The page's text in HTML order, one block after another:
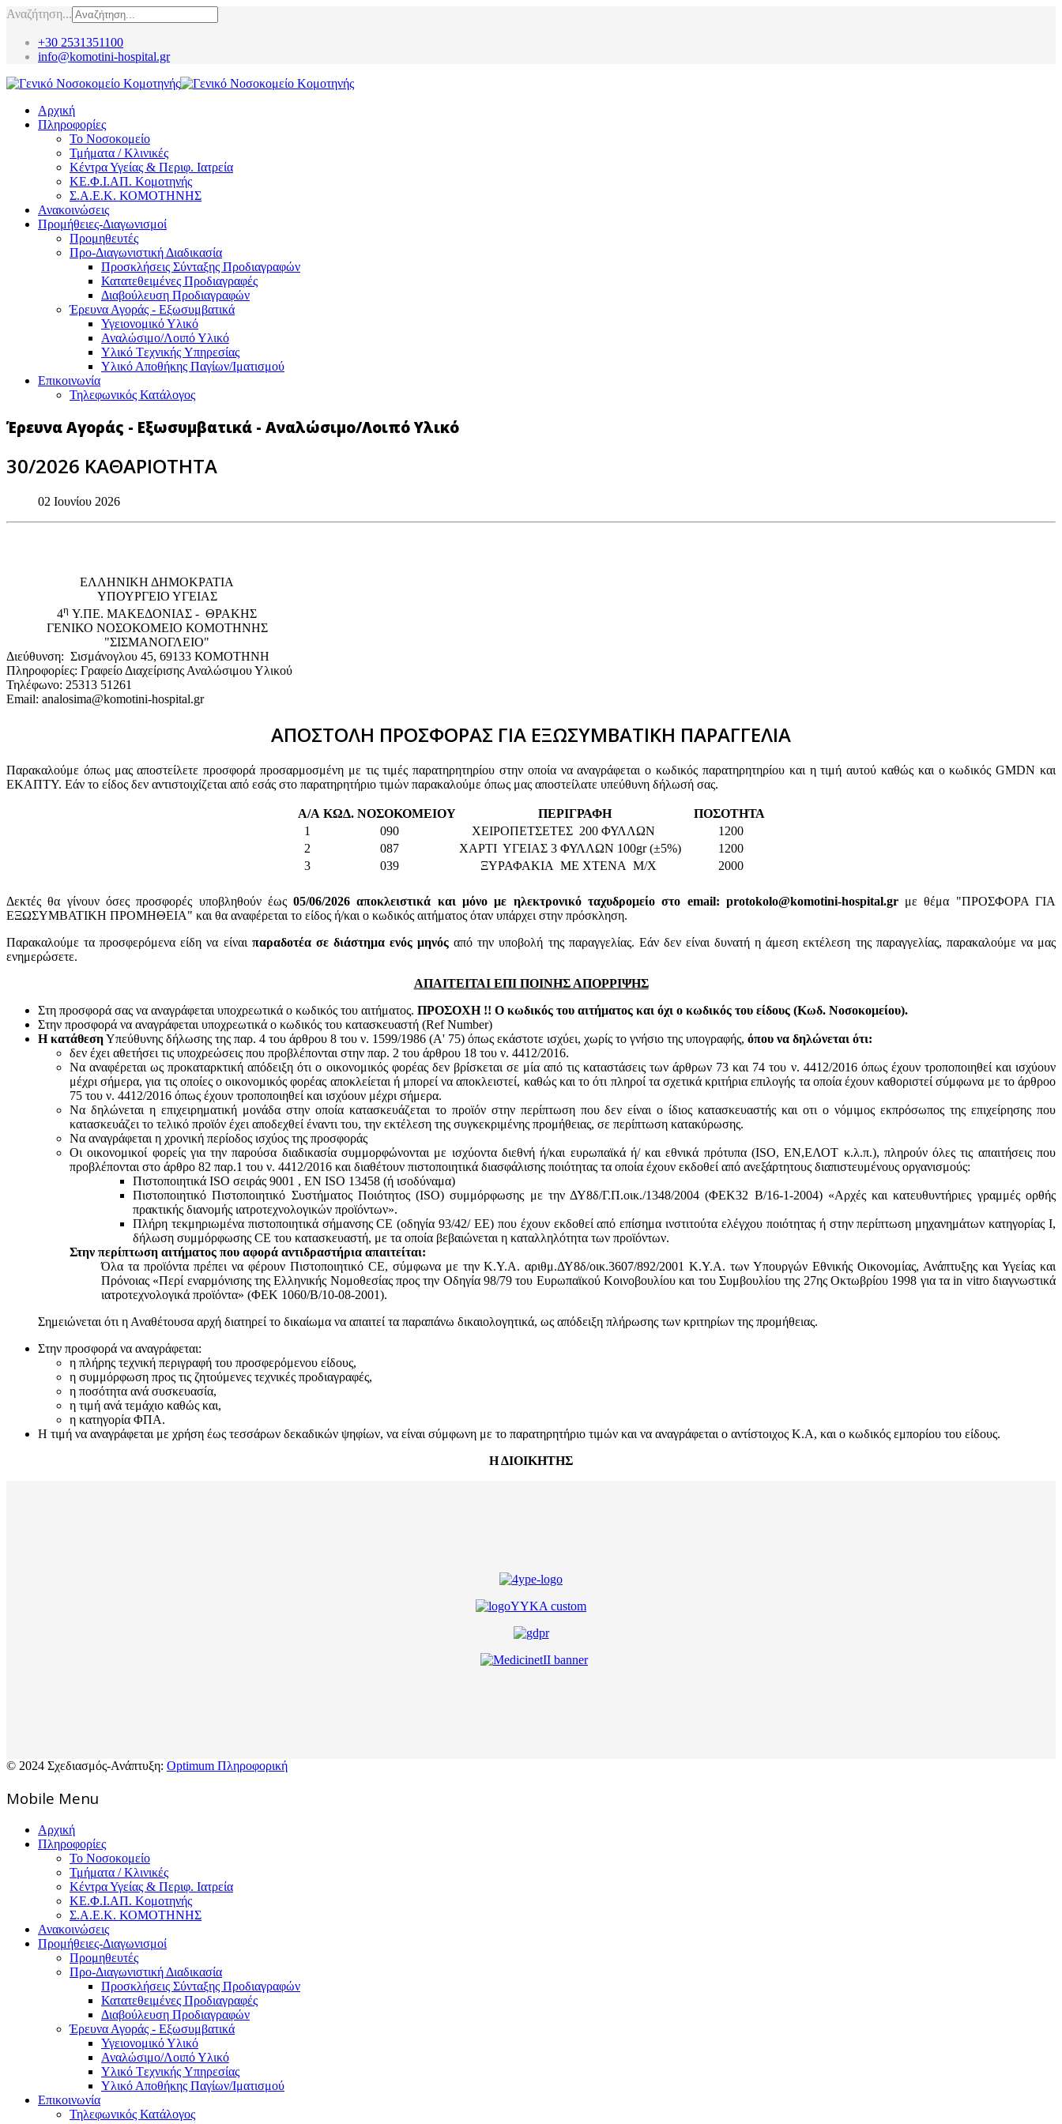
Αναζήτηση...
+30 2531351100
info@komotini-hospital.gr
Αρχική
Πληροφορίες
Το Νοσοκομείο
Τμήματα / Κλινικές
Κέντρα Υγείας & Περιφ. Ιατρεία
ΚΕ.Φ.Ι.ΑΠ. Κομοτηνής
Σ.Α.Ε.Κ. ΚΟΜΟΤΗΝΗΣ
Ανακοινώσεις
Προμήθειες-Διαγωνισμοί
Προμηθευτές
Προ-Διαγωνιστική Διαδικασία
Προσκλήσεις Σύνταξης Προδιαγραφών
Κατατεθειμένες Προδιαγραφές
Διαβούλευση Προδιαγραφών
Έρευνα Αγοράς - Εξωσυμβατικά
Υγειονομικό Υλικό
Αναλώσιμο/Λοιπό Υλικό
Υλικό Tεχνικής Yπηρεσίας
Υλικό Αποθήκης Παγίων/Ιματισμού
Επικοινωνία
Τηλεφωνικός Κατάλογος
Έρευνα Αγοράς - Εξωσυμβατικά - Αναλώσιμο/Λοιπό Υλικό
30/2026 ΚΑΘΑΡΙΟΤΗΤΑ
02 Ιουνίου 2026
EΛΛΗΝΙΚΗ ΔΗΜΟΚΡΑΤΙΑ
ΥΠΟΥΡΓΕΙΟ ΥΓΕΙΑΣ
4η Υ.ΠΕ. ΜΑΚΕΔΟΝΙΑΣ - ΘΡΑΚΗΣ
ΓΕΝΙΚΟ NΟΣΟΚΟΜΕΙΟ ΚΟΜΟΤΗΝΗΣ
"ΣΙΣΜΑΝΟΓΛΕΙΟ"
Διεύθυνση: Σισμάνογλου 45, 69133 ΚΟΜΟΤΗΝΗ
Πληροφορίες: Γραφείο Διαχείρισης Αναλώσιμου Υλικού
Τηλέφωνο: 25313 51261
Email: analosima@komotini-hospital.gr
ΑΠΟΣΤΟΛΗ ΠΡΟΣΦΟΡΑΣ ΓΙΑ ΕΞΩΣΥΜΒΑΤΙΚΗ ΠΑΡΑΓΓΕΛΙΑ
Παρακαλούμε όπως μας αποστείλετε προσφορά προσαρμοσμένη με τις τιμές παρατηρητηρίου στην οποία να αναγράφεται ο κωδικός παρατηρητηρίου και η τιμή αυτού καθώς και ο κωδικός GMDN και
ΕΚΑΠΤΥ. Εάν το είδος δεν αντιστοιχίζεται από εσάς στο παρατηρητήριο τιμών παρακαλούμε όπως μας αποστείλατε υπεύθυνη δήλωσή σας.
Α/Α ΚΩΔ. ΝΟΣΟΚΟΜΕΙΟΥ ΠΕΡΙΓΡΑΦΗ
ΠΟΣΟΤΗΤΑ
1
090 ΧΕΙΡΟΠΕΤΣΕΤΕΣ 200 ΦΥΛΛΩΝ
1200
2
087 ΧΑΡΤΙ ΥΓΕΙΑΣ 3 ΦΥΛΛΩΝ 100gr (±5%)
1200
3
039 ΞΥΡΑΦΑΚΙΑ ΜΕ ΧΤΕΝΑ Μ/Χ 2000
Δεκτές θα γίνουν όσες προσφορές υποβληθούν έως05/06/2026 αποκλειστικά και μόνο με ηλεκτρονικό ταχυδρομείο στο email: protokolo@komotini-hospital.grμε θέμα "ΠΡΟΣΦΟΡΑ ΓΙΑ
ΕΞΩΣΥΜΒΑΤΙΚΗ ΠΡΟΜΗΘΕΙΑ" και θα αναφέρεται το είδος ή/και ο κωδικός αιτήματος όταν υπάρχει στην πρόσκληση.
Παρακαλούμε τα προσφερόμενα είδη να είναι παραδοτέα σε διάστημα ενός μηνός από την υποβολή της παραγγελίας. Εάν δεν είναι δυνατή η άμεση εκτέλεση της παραγγελίας, παρακαλούμε να μας
ενημερώσετε.
ΑΠΑΙΤΕΙΤΑΙ ΕΠΙ ΠΟΙΝΗΣ ΑΠΟΡΡΙΨΗΣ
Στη προσφορά σας να αναγράφεται υποχρεωτικά ο κωδικός του αιτήματος. ΠΡΟΣΟΧΗ !! Ο κωδικός του αιτήματος και όχι ο κωδικός του είδους (Κωδ. Νοσοκομείου).
Στην προσφορά να αναγράφεται υποχρεωτικά ο κωδικός του κατασκευαστή (Ref Number)
Η κατάθεσηΥπεύθυνης δήλωσης της παρ. 4 του άρθρου 8 του ν. 1599/1986 (Α' 75) όπως εκάστοτε ισχύει, χωρίς το γνήσιο της υπογραφής, όπου να δηλώνεται ότι:
δεν έχει αθετήσει τις υποχρεώσεις που προβλέπονται στην παρ. 2 του άρθρου 18 του ν. 4412/2016.
Να αναφέρεται ως προκαταρκτική απόδειξη ότι ο οικονομικός φορέας δεν βρίσκεται σε μία από τις καταστάσεις των άρθρων 73 και 74 του ν. 4412/2016 όπως έχουν τροποποιηθεί και ισχύουν
μέχρι σήμερα, για τις οποίες ο οικονομικός φορέας αποκλείεται ή μπορεί να αποκλειστεί, καθώς και το ότι πληροί τα σχετικά κριτήρια επιλογής τα οποία έχουν καθοριστεί σύμφωνα με τo άρθροo
75 του ν. 4412/2016 όπως έχουν τροποποιηθεί και ισχύουν μέχρι σήμερα.
Να δηλώνεται η επιχειρηματική μονάδα στην οποία κατασκευάζεται το προϊόν στην περίπτωση που δεν είναι ο ίδιος κατασκευαστής και oτι ο νόμιμος εκπρόσωπος της επιχείρησης που
κατασκευάζει το τελικό προϊόν έχει αποδεχθεί έναντι του, την εκτέλεση της συγκεκριμένης προμήθειας, σε περίπτωση κατακύρωσης.
Να αναγράφεται η χρονική περίοδος ισχύος της προσφοράς
Οι οικονομικοί φορείς για την παρούσα διαδικασία συμμορφώνονται με ισχύοντα διεθνή ή/και ευρωπαϊκά ή/ και εθνικά πρότυπα (ISO, ΕΝ,ΕΛΟΤ κ.λ.π.), πληρούν όλες τις απαιτήσεις που
προβλέπονται στο άρθρο 82 παρ.1 του ν. 4412/2016 και διαθέτουν πιστοποιητικά διασφάλισης ποιότητας τα οποία έχουν εκδοθεί από ανεξάρτητους διαπιστευμένους οργανισμούς:
Πιστοποιητικά ISO σειράς 9001 , ΕΝ ISO 13458 (ή ισοδύναμα)
Πιστοποιητικό Πιστοποιητικό Συστήματος Ποιότητος (ISO) συμμόρφωσης με την ΔΥ8δ/Γ.Π.οικ./1348/2004 (ΦΕΚ32 Β/16-1-2004) «Αρχές και κατευθυντήριες γραμμές ορθής
πρακτικής διανομής ιατροτεχνολογικών προϊόντων».
Πλήρη τεκμηριωμένα πιστοποιητικά σήμανσης CE (οδηγία 93/42/ ΕΕ) που έχουν εκδοθεί από επίσημα ινστιτούτα ελέγχου ποιότητας ή στην περίπτωση μηχανημάτων κατηγορίας Ι,
δήλωση συμμόρφωσης CE του κατασκευαστή, με τα οποία βεβαιώνεται η καταλληλότητα των προϊόντων.
Στην περίπτωση αιτήματος που αφορά αντιδραστήρια απαιτείται:
Όλα τα προϊόντα πρέπει να φέρουν Πιστοποιητικό CE, σύμφωνα με την Κ.Υ.Α. αριθμ.ΔΥ8δ/οικ.3607/892/2001 Κ.Υ.Α. των Υπουργών Εθνικής Οικονομίας, Ανάπτυξης και Υγείας και
Πρόνοιας «Περί εναρμόνισης της Ελληνικής Νομοθεσίας προς την Οδηγία 98/79 του Ευρωπαϊκού Κοινοβουλίου και του Συμβουλίου της 27ης Οκτωβρίου 1998 για τα in vitro διαγνωστικά
ιατροτεχνολογικά προϊόντα» (ΦΕΚ 1060/Β/10-08-2001).
Σημειώνεται ότι η Αναθέτουσα αρχή διατηρεί το δικαίωμα να απαιτεί τα παραπάνω δικαιολογητικά, ως απόδειξη πλήρωσης των κριτηρίων της προμήθειας.
Στην προσφορά να αναγράφεται:
η πλήρης τεχνική περιγραφή του προσφερόμενου είδους,
η συμμόρφωση προς τις ζητούμενες τεχνικές προδιαγραφές,
η ποσότητα ανά συσκευασία,
η τιμή ανά τεμάχιο καθώς και,
η κατηγορία ΦΠΑ.
Η τιμή να αναγράφεται με χρήση έως τεσσάρων δεκαδικών ψηφίων, να είναι σύμφωνη με το παρατηρητήριο τιμών και να αναγράφεται ο αντίστοιχος Κ.Α, και ο κωδικός εμπορίου του είδους.
Η ΔΙΟΙΚΗΤΗΣ
© 2024 Σχεδιασμός-Ανάπτυξη: Optimum Πληροφορική
Mοbile Menu
Αρχική
Πληροφορίες
Το Νοσοκομείο
Τμήματα / Κλινικές
Κέντρα Υγείας & Περιφ. Ιατρεία
ΚΕ.Φ.Ι.ΑΠ. Κομοτηνής
Σ.Α.Ε.Κ. ΚΟΜΟΤΗΝΗΣ
Ανακοινώσεις
Προμήθειες-Διαγωνισμοί
Προμηθευτές
Προ-Διαγωνιστική Διαδικασία
Προσκλήσεις Σύνταξης Προδιαγραφών
Κατατεθειμένες Προδιαγραφές
Διαβούλευση Προδιαγραφών
Έρευνα Αγοράς - Εξωσυμβατικά
Υγειονομικό Υλικό
Αναλώσιμο/Λοιπό Υλικό
Υλικό Tεχνικής Yπηρεσίας
Υλικό Αποθήκης Παγίων/Ιματισμού
Επικοινωνία
Τηλεφωνικός Κατάλογος